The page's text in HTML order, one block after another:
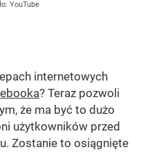
YouTube
internetowych
? Teraz pozwoli
że ma być to dużo
użytkowników przed
Zostanie to osiągnięte